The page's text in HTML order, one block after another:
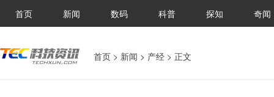
首页 新闻 数码 科普 探知 奇闻
首页 > 新闻 > 产经 > 正文